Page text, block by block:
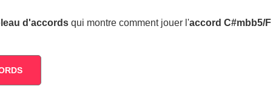
d'accords qui montre comment jouer l'accord C#mbb5/F